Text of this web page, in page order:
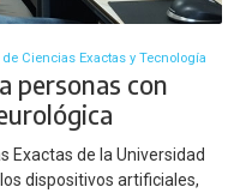
Ciencias Exactas y Tecnología
personas con
Exactas de la Universidad
dispositivos artificiales,